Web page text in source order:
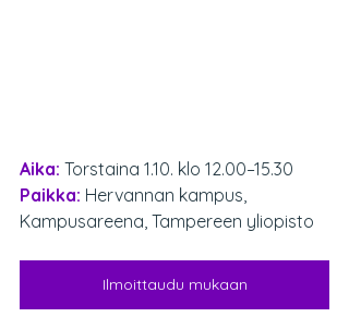
Aika: Torstaina 1.10. klo 12.00–15.30
Paikka: Hervannan kampus,
Kampusareena, Tampereen yliopisto
Ilmoittaudu mukaan